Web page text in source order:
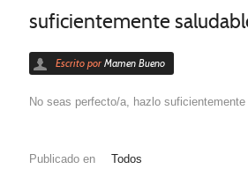
suficientemente
Escrito por Mamen Bueno
No seas perfecto/a, hazlo suficientemente
Publicado en Todos